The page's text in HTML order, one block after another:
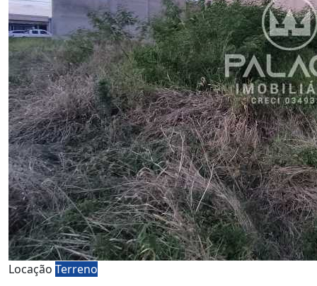
Locação Terreno